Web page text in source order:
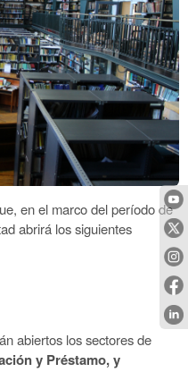
en el marco del período de
abrirá los siguientes
abiertos los sectores de
y Préstamo, y